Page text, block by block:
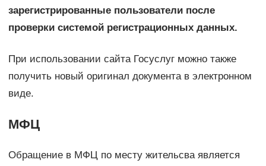
зарегистрированные пользователи после
проверки системой регистрационных данных.
При использовании сайта Госуслуг можно также
получить новый оригинал документа в электронном
виде.
МФЦ
Обращение в МФЦ по месту жительсва является